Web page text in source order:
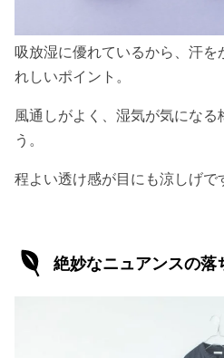
吸放湿に優れているから、汗を
れしいポイント。
風通しがよく、湿気が気にな
う。
程よい透け感が目にも涼しげで
絶妙なニュアンスの落